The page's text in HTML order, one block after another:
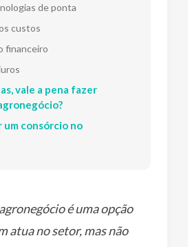
de ponta
custos
financeiro
vale a pena fazer
um consórcio no
é uma opção
atua no setor, mas não